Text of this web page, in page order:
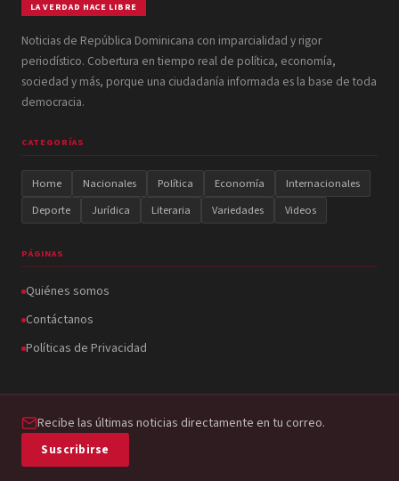
LA VERDAD HACE LIBRE
Noticias de República Dominicana con imparcialidad y rigor
periodístico. Cobertura en tiempo real de política, economía,
sociedad y más, porque una ciudadanía informada es la base de toda
democracia.
CATEGORÍAS
Home Nacionales Política Economía
Internacionales
Deporte
Jurídica Literaria Variedades Videos
PÁGINAS
Quiénes somos
Contáctanos
Políticas de Privacidad
Recibe las últimas noticias directamente en tu correo.
Suscribirse